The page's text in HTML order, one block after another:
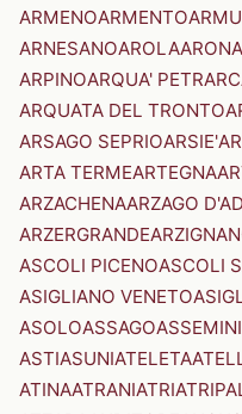
ARMENOARMENTO
ARNESANOAROLAARONA
ARPINOARQUA'
ARQUATA DEL TRONTO
ARSAGO SEPRIOARSIE'
ARTA TERMEARTEGNA
ARZACHENAARZAGO
ARZERGRANDE
ASCOLI PICENOASCOLI
ASIGLIANO VENETO
ASOLOASSAGOASSEMINI
ASTIASUNIATELETA
ATINAATRANIATRI